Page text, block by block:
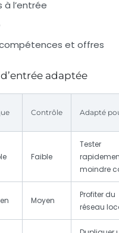
l’entrée
et offres
adaptée
Contrôle Adapté
Faible
Tester
moindre
Moyen
Profiter du
réseau